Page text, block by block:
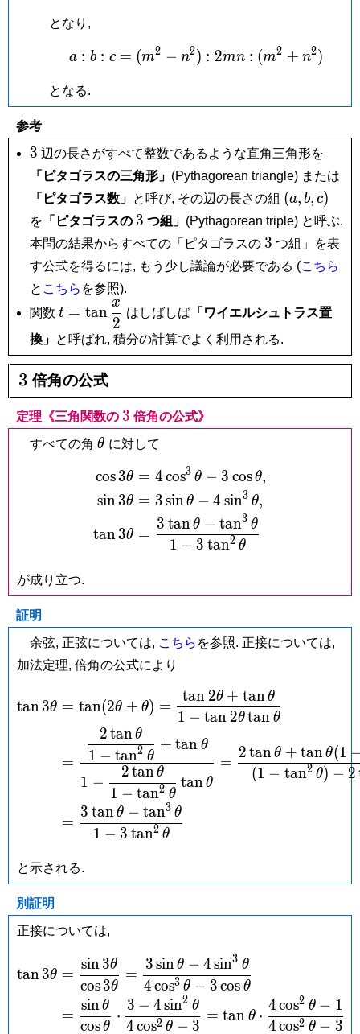
となり,
a:b:c = (m^2-
a : b : c = (m2 − n2) : 2mn : (m2 + n2)
となる.
参考
3
3 辺の長さがすべて整数であるような直角三角形を
「ピタゴラスの三角形」 (Pythagorean triangle) または
「ピタゴラス数」 と呼び, その辺の長さの組 (a,b,c)
(a, b, c)
を 「ピタゴラスの 3
3 つ組」 (Pythagorean triple) と呼ぶ.
本問の結果からすべての「ピタゴラスの 3
3 つ組」を表
す公式を得るには, もう少し議論が必要である (こちら
と こちら を参照).
関数 t =
\tan\dfrac{x}
{2}
t = tan
2
x
はしばしば「ワイエルシュトラス置
換」 と呼ばれ, 積分の計算でよく利用される.
3
3 倍角の公式
定理《三角関数の 3
3 倍角の公式》
すべての角 \theta
θ に対して
\begin{aligned} \cos
cos3θ
sin3θ
tan3θ
= 4cos3 θ − 3 cosθ,
= 3sinθ − 4 sin3 θ,
=
1 − 3 tan2 θ
3 tanθ − tan3 θ
が成り立つ.
証明
余弦, 正弦については, こちら を参照. 正接については,
加法定理, 倍角の公式により
\begin{aligned}
tan3θ = tan(2θ + θ) =
1 − tan 2θ tan θ
tan 2θ + tanθ
=
1 −
1 − tan2 θ
2tanθ
tanθ
1 − tan2 θ
2tanθ
+ tan θ
=
(1 − tan2 θ) − 2
2tanθ + tanθ(1
=
1 − 3 tan2 θ
3 tanθ − tan3 θ
と示される.
別証明
正接については,
\begin{aligned}
tan3θ =
cos3θ
sin3θ
=
4cos3 θ − 3 cos θ
3sinθ − 4 sin3 θ
=
cosθ
sinθ
⋅
4cos2 θ − 3
3 − 4sin2 θ
= tan θ ⋅
4 cos2 θ − 3
4 cos2 θ − 1